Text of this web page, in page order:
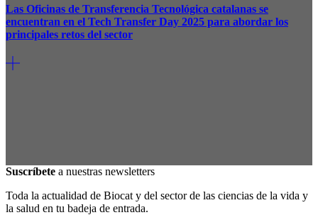
Las Oficinas de Transferencia Tecnológica catalanas se
encuentran en el Tech Transfer Day 2025 para abordar los
principales retos del sector
Suscríbete a nuestras newsletters
Toda la actualidad de Biocat y del sector de las ciencias de la vida y
la salud en tu badeja de entrada.